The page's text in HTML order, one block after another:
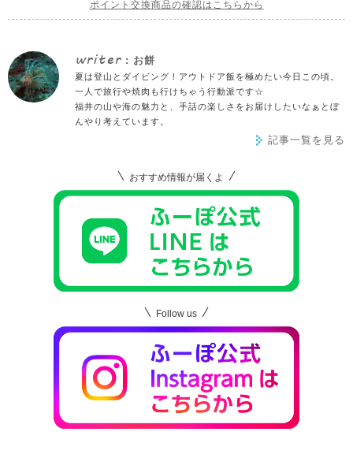
ポイント交換商品の確認はこちらから
writer : お餅
夏は登山とダイビング！アウトドア飯を極めたい今日この頃。
一人で旅行や焼肉も行けちゃう行動派です☆
福井の山や海の魅力と、手話の楽しさをお届けしたいなぁとぼ
んやり考えています。
記事一覧を見る
おすすめ情報が届くよ
Follow us